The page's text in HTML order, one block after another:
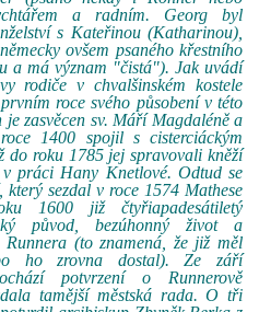
a radním. Georg byl
s Kateřinou (Katharinou),
ovšem psaného křestního
a má význam "čistá"). Jak uvádí
rodiče v chvalšinském kostele
roce svého působení v této
zasvěcen sv. Máří Magdaléně a
1400 spojil s cisterciáckým
do roku 1785 jej spravovali kněží
práci Hany Knetlové. Odtud se
sezdal v roce 1574 Mathese
1600 již čtyřiapadesátiletý
původ, bezúhonný život a
(to znamená, že již měl
ho zrovna dostal). Ze září
potvrzení o Runnerově
tamější městská rada. O tři